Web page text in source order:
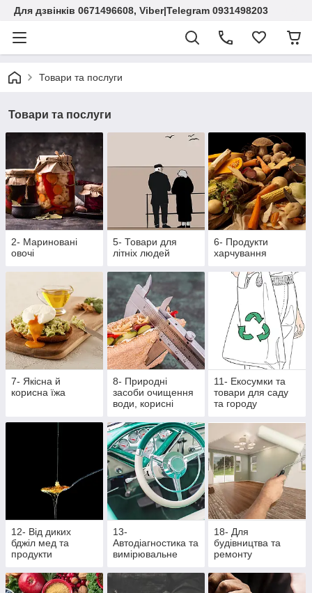
Для дзвінків 0671496608, Viber|Telegram 0931498203
Товари та послуги
Товари та послуги
2- Мариновані
овочі
5- Товари для
літніх людей
6- Продукти
харчування
7- Якісна й
корисна їжа
8- Природні
засоби очищення
води, корисні
11- Екосумки та
товари для саду
та городу
12- Від диких
бджіл мед та
продукти
13-
Автодіагностика та
вимірювальне
18- Для
будівництва та
ремонту